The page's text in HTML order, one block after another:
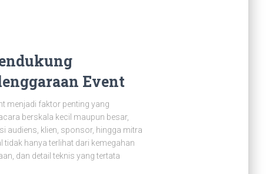
Event
menjadi faktor penting yang
berskala kecil maupun besar,
audiens, klien, sponsor, hingga mitra
tidak hanya terlihat dari kemegahan
dan detail teknis yang tertata